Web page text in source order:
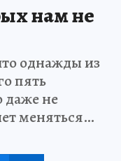
нам не
однажды из
пять
даже не
меняться…